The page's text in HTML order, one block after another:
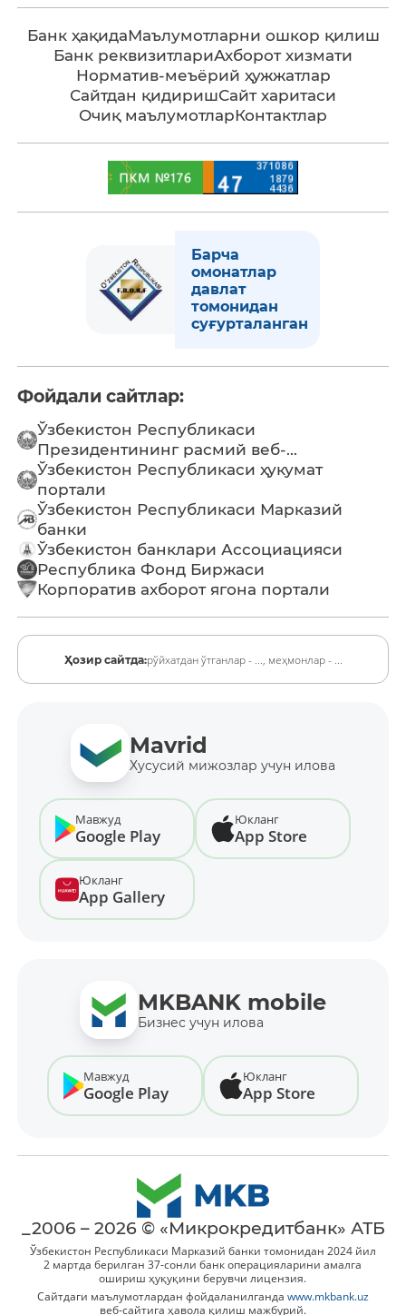
Банк ҳақидаМаълумотларни ошкор қилиш
Банк реквизитлариАхборот хизмати
Норматив-меъёрий ҳужжатлар
Сайтдан қидиришСайт харитаси
Очиқ маълумотларКонтактлар
Барча
омонатлар
давлат
томонидан
суғурталанган
Фойдали сайтлар:
Ўзбекистон Республикаси
Президентининг расмий веб-...
Ўзбекистон Республикаси ҳукумат
портали
Ўзбекистон Республикаси Марказий
банки
Ўзбекистон банклари Ассоциацияси
Республика Фонд Биржаси
Корпоратив ахборот ягона портали
Ҳозир сайтда:рўйхатдан ўтганлар - ..., меҳмонлар - ...
Mavrid
Хусусий мижозлар учун илова
Мавжуд
Google Play
Юкланг
App Store
Юкланг
App Gallery
MKBANK mobile
Бизнес учун илова
Мавжуд
Google Play
Юкланг
App Store
_2006 – 2026 © «Микрокредитбанк» АТБ
Ўзбекистон Республикаси Марказий банки томонидан 2024 йил
2 мартда берилган 37-сонли банк операцияларини амалга
ошириш ҳуқуқини берувчи лицензия.
Сайтдаги маълумотлардан фойдаланилганда www.mkbank.uz
веб-сайтига ҳавола қилиш мажбурий.